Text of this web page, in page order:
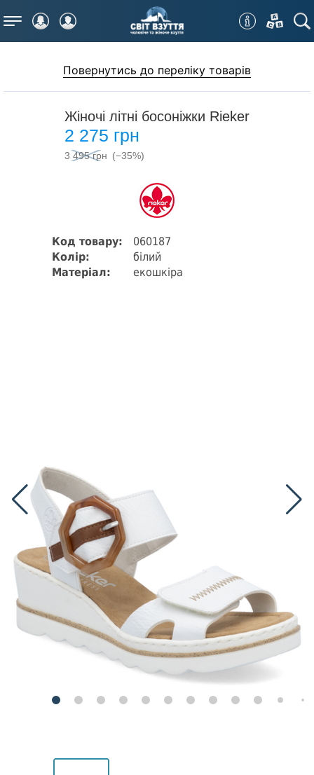
Меню
Повернутись до переліку товарів
Жіночі літні босоніжки Rieker
2 275 грн
3 495 грн (−35%)
Код товару:
060187
Колір:
білий
Матеріал:
екошкіра